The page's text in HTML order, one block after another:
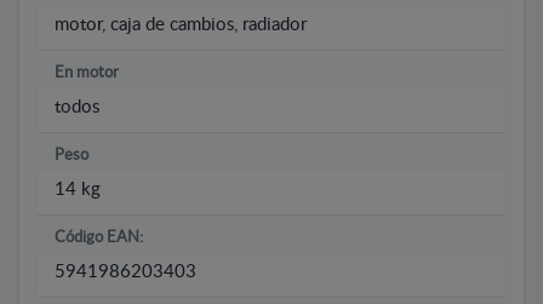
motor, caja de cambios, radiador
En motor
todos
Peso
14 kg
Código EAN:
5941986203403